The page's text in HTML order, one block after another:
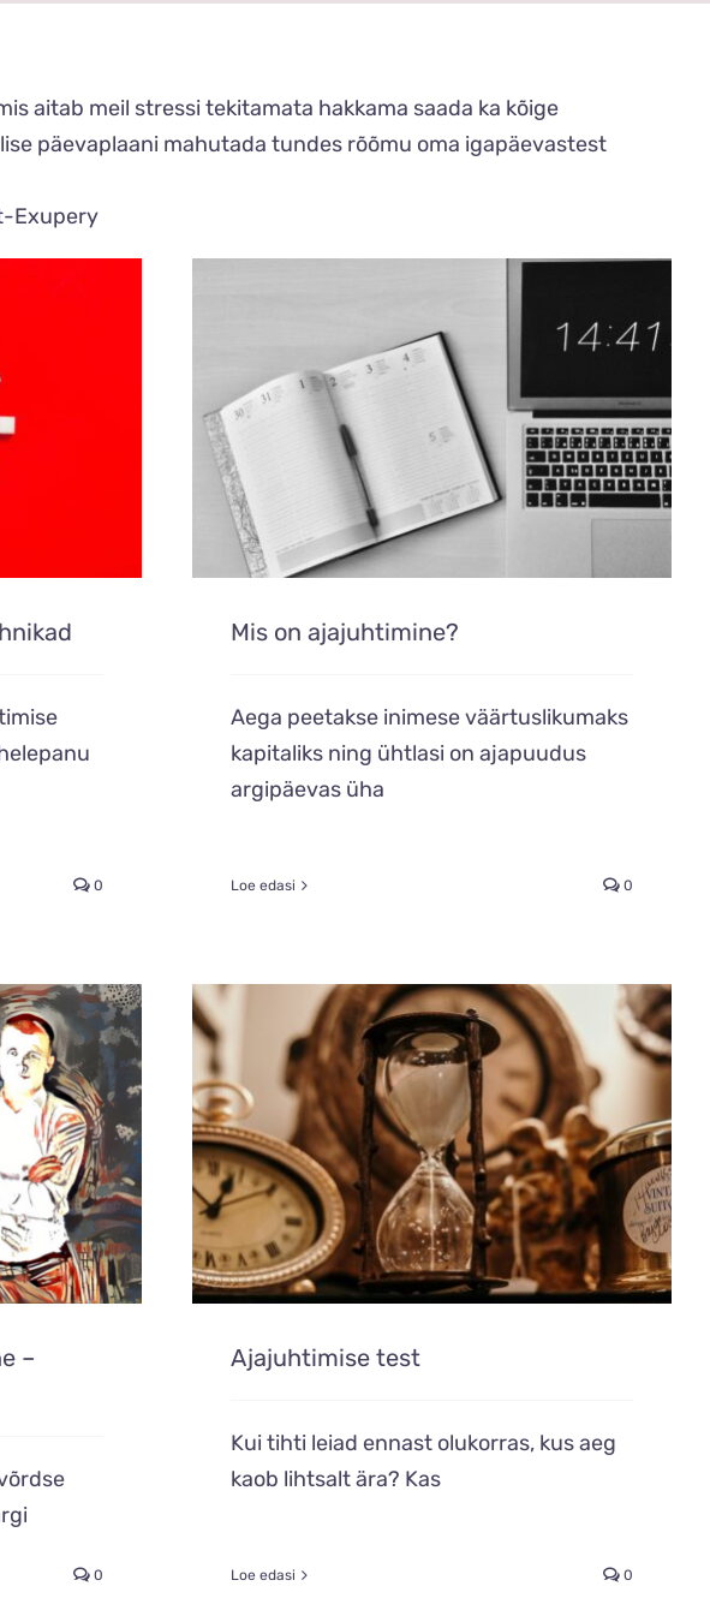
aitab meil stressi tekitamata hakkama saada ka kõige
päevaplaani mahutada tundes rõõmu oma igapäevastest
Exupery
0
Mis on ajajuhtimine?
Aega peetakse inimese väärtuslikumaks
kapitaliks ning ühtlasi on ajapuudus
argipäevas üha
Loe edasi 0
–
0
Ajajuhtimise test
Kui tihti leiad ennast olukorras, kus aeg
kaob lihtsalt ära? Kas
Loe edasi 0